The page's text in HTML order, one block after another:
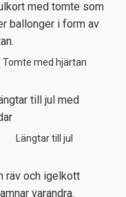
Tomte med hjärtan
Längtar till jul